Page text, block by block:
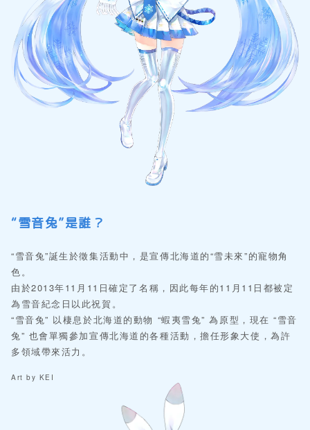
“雪音兔”是誰？
“雪音兔”誕生於徵集活動中，是宣傳北海道的“雪未來”的寵物角
色。
由於2013年11月11日確定了名稱，因此每年的11月11日都被定
為雪音紀念日以此祝賀。
“雪音兔” 以棲息於北海道的動物 “蝦夷雪兔” 為原型，現在 “雪音
兔” 也會單獨參加宣傳北海道的各種活動，擔任形象大使，為許
多領域帶來活力。
Art by KEI